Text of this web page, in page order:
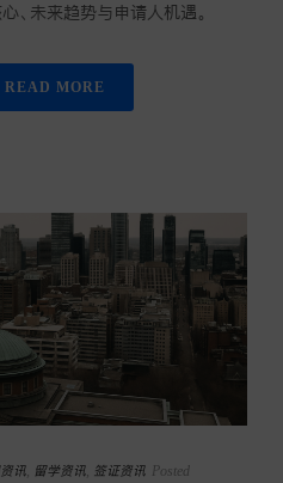
、未来趋势与申请人机遇。
READ MORE
讯 留学资讯 签证资讯 Posted